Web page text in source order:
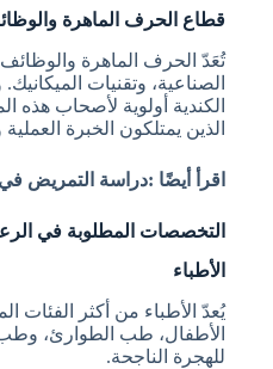
قطاع الحرف الماهرة
تُعَدّ الحرف الماهرة والوظائف
الصناعية، وتقنيات
الكندية أولوية لأصحاب
الذين يمتلكون الخبرة
اقرأ أيضًا :دراسة التمريض في
التخصصات المطلوبة في
الأطباء
يُعدّ الأطباء من أكثر
الأطفال، طب الطوارئ،
للهجرة الناجحة.